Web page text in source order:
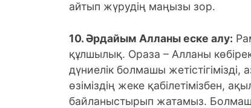
айтып жүрудің маңызы зор.
10.Әрдайым Алланы еске алу:
құлшылық. Ораза – Алланы
дүниелік болмашы
өзіміздің жеке қабілетімізбен,
байланыстырып жатамыз.